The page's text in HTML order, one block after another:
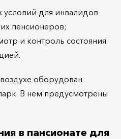
условий для инвалидов-
пенсионеров;
и контроль состояния
оборудован
В нем предусмотрены
в пансионате для